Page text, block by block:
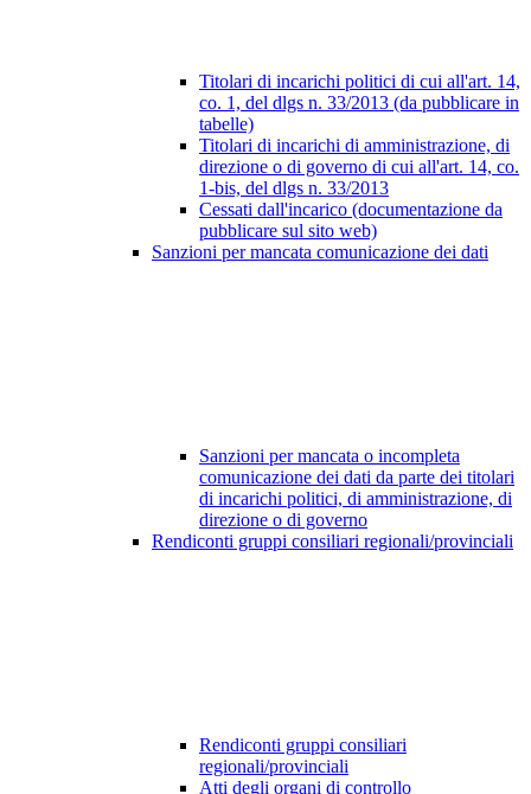
Titolari di incarichi politici di cui all'art. 14,
co. 1, del dlgs n. 33/2013 (da pubblicare in
tabelle)
Titolari di incarichi di amministrazione, di
direzione o di governo di cui all'art. 14, co.
1-bis, del dlgs n. 33/2013
Cessati dall'incarico (documentazione da
pubblicare sul sito web)
Sanzioni per mancata comunicazione dei dati
Sanzioni per mancata o incompleta
comunicazione dei dati da parte dei titolari
di incarichi politici, di amministrazione, di
direzione o di governo
Rendiconti gruppi consiliari regionali/provinciali
Rendiconti gruppi consiliari
regionali/provinciali
Atti degli organi di controllo